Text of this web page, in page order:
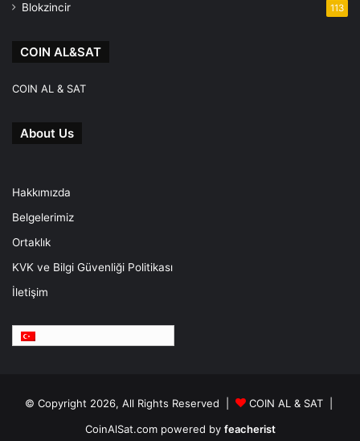
Blokzincir 113
COIN AL&SAT
COIN AL & SAT
About Us
Hakkımızda
Belgelerimiz
Ortaklık
KVK ve Bilgi Güvenliği Politikası
İletişim
© Copyright 2026, All Rights Reserved |
COIN AL & SAT |
CoinAlSat.com powered by feacherist